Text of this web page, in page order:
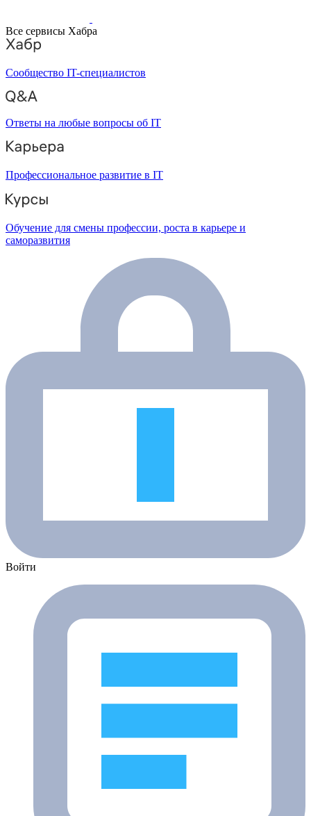
Все сервисы Хабра
Сообщество IT-специалистов
Ответы на любые вопросы об IT
Профессиональное развитие в IT
Обучение для смены профессии, роста в карьере и
саморазвития
Войти